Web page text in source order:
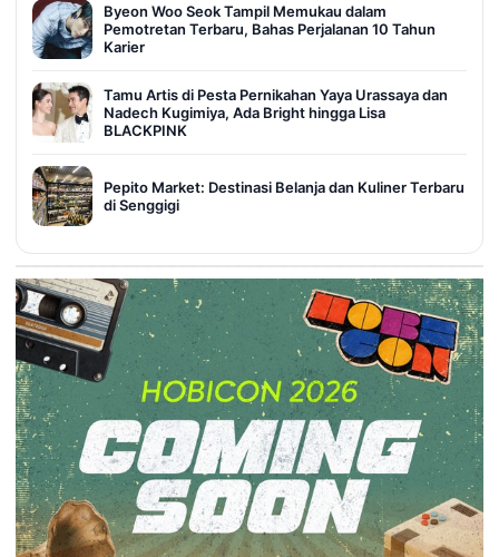
Byeon Woo Seok Tampil Memukau dalam
Pemotretan Terbaru, Bahas Perjalanan 10 Tahun
Karier
Tamu Artis di Pesta Pernikahan Yaya Urassaya dan
Nadech Kugimiya, Ada Bright hingga Lisa
BLACKPINK
Pepito Market: Destinasi Belanja dan Kuliner Terbaru
di Senggigi